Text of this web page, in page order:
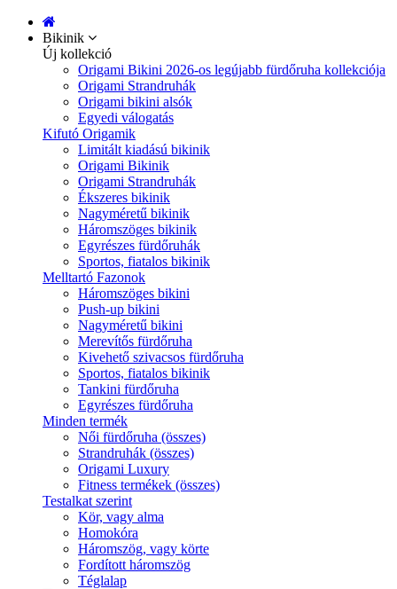
Bikinik
Új kollekció
Origami Bikini 2026-os legújabb fürdőruha kollekciója
Origami Strandruhák
Origami bikini alsók
Egyedi válogatás
Kifutó Origamik
Limitált kiadású bikinik
Origami Bikinik
Origami Strandruhák
Ékszeres bikinik
Nagyméretű bikinik
Háromszöges bikinik
Egyrészes fürdőruhák
Sportos, fiatalos bikinik
Melltartó Fazonok
Háromszöges bikini
Push-up bikini
Nagyméretű bikini
Merevítős fürdőruha
Kivehető szivacsos fürdőruha
Sportos, fiatalos bikinik
Tankini fürdőruha
Egyrészes fürdőruha
Minden termék
Női fürdőruha (összes)
Strandruhák (összes)
Origami Luxury
Fitness termékek (összes)
Testalkat szerint
Kör, vagy alma
Homokóra
Háromszög, vagy körte
Fordított háromszög
Téglalap